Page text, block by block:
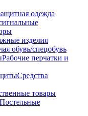
одежда
изделия
обувь/спецобувь
Рабочие перчатки и
Средства
товары
Постельные